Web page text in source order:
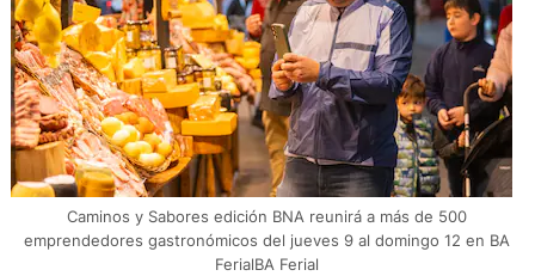
Caminos y Sabores edición BNA reunirá a más de 500
emprendedores gastronómicos del jueves 9 al domingo 12 en BA
FerialBA Ferial